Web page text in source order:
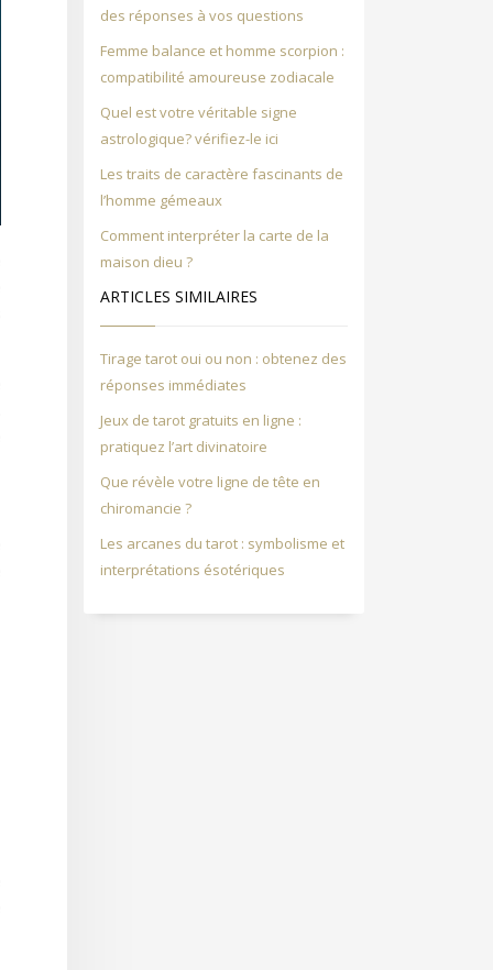
des réponses à vos questions
Femme balance et homme scorpion :
compatibilité amoureuse zodiacale
Quel est votre véritable signe
astrologique? vérifiez-le ici
Les traits de caractère fascinants de
l’homme gémeaux
Comment interpréter la carte de la
maison dieu ?
ARTICLES SIMILAIRES
Tirage tarot oui ou non : obtenez des
réponses immédiates
Jeux de tarot gratuits en ligne :
pratiquez l’art divinatoire
Que révèle votre ligne de tête en
chiromancie ?
Les arcanes du tarot : symbolisme et
interprétations ésotériques